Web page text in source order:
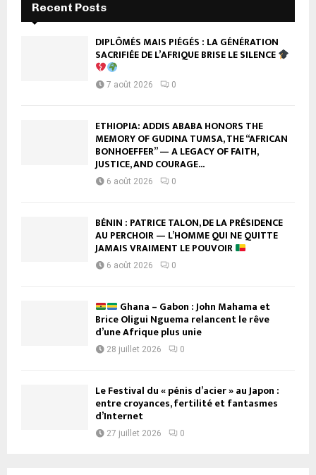
Recent Posts
DIPLÔMÉS MAIS PIÉGÉS : LA GÉNÉRATION
SACRIFIÉE DE L’AFRIQUE BRISE LE SILENCE
7 août 2026 0
ETHIOPIA: ADDIS ABABA HONORS THE
MEMORY OF GUDINA TUMSA, THE “AFRICAN
BONHOEFFER” — A LEGACY OF FAITH,
JUSTICE, AND COURAGE...
6 août 2026 0
BÉNIN : PATRICE TALON, DE LA PRÉSIDENCE
AU PERCHOIR — L’HOMME QUI NE QUITTE
JAMAIS VRAIMENT LE POUVOIR
6 août 2026 0
Ghana – Gabon : John Mahama et
Brice Oligui Nguema relancent le rêve
d’une Afrique plus unie
28 juillet 2026 0
Le Festival du « pénis d’acier » au Japon :
entre croyances, fertilité et fantasmes
d’Internet
27 juillet 2026 0